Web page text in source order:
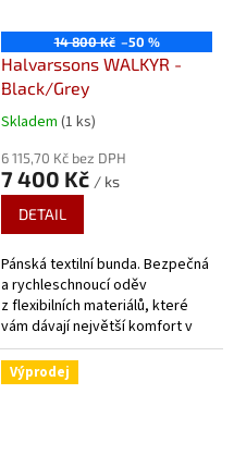
14 800 Kč –50 %
Halvarssons WALKYR -
Black/Grey
Skladem (1 ks)
6 115,70 Kč bez DPH
7 400 Kč / ks
DETAIL
Pánská textilní bunda. Bezpečná
a rychleschnoucí oděv
z flexibilních materiálů, které
vám dávají největší komfort v
každé situaci, za horkých dnů,
při jízdě v chladném...
Výprodej